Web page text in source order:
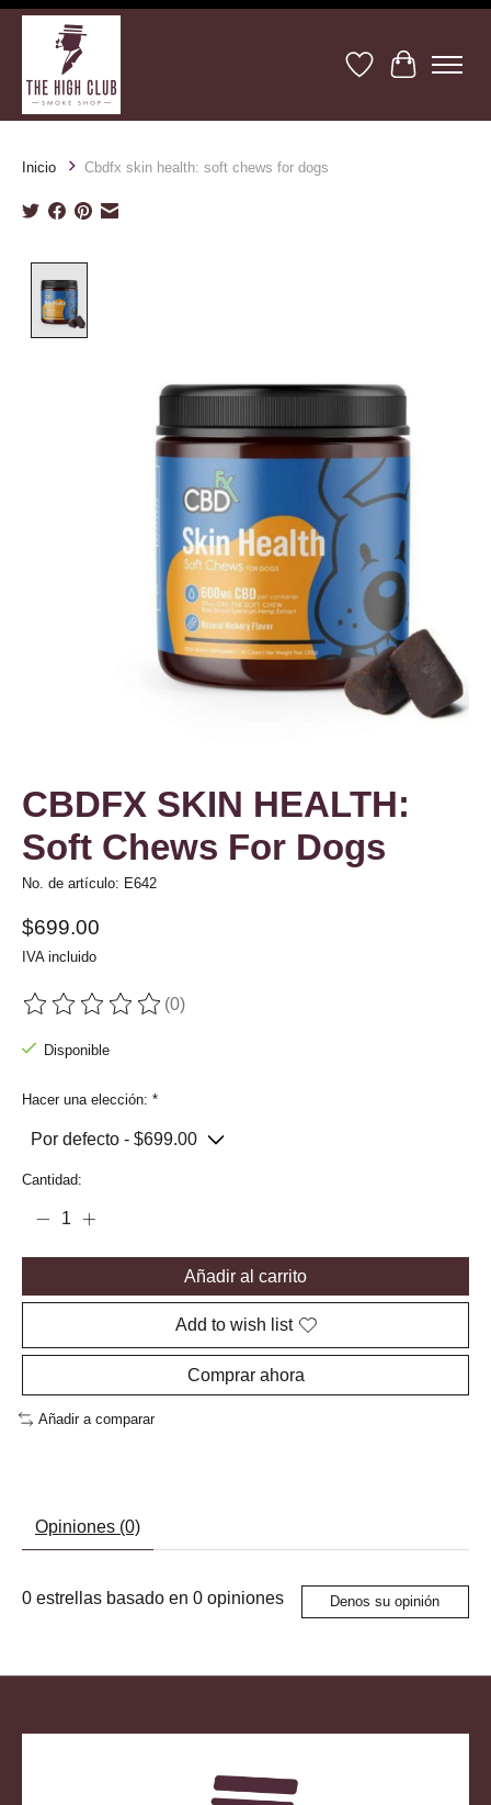
Lista de deseos
Cesta
Inicio Cbdfx skin health: soft chews for dogs
CBDFX SKIN HEALTH:
Soft Chews For Dogs
No. de artículo: E642
$699.00
IVA incluido
The rating of this product is
(0)
Disponible
Hacer una elección: *
Cantidad:
Añadir al carrito
Add to wish list
Comprar ahora
Añadir a comparar
Opiniones (0)
0 estrellas basado en 0 opiniones Denos su opinión